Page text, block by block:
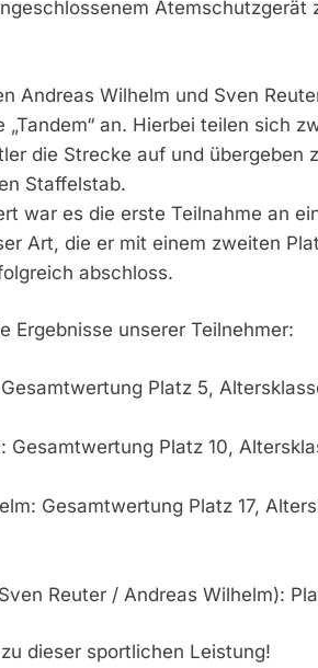
Atemschutzgerät
Andreas Wilhelm und Sven
„Tandem“ an. Hierbei teilen sich
die Strecke auf und übergeben
Staffelstab.
war es die erste Teilnahme an
Art, die er mit einem zweiten
abschloss.
Ergebnisse unserer Teilnehmer:
Platz 5,
Gesamtwertung Platz 10,
Gesamtwertung Platz 17,
Reuter / Andreas Wilhelm):
dieser sportlichen Leistung!